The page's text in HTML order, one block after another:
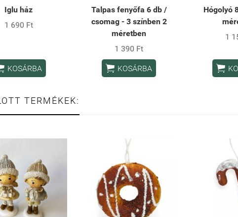
Iglu ház
1 690 Ft
KOSÁRBA
Talpas fenyőfa 6 db /
csomag - 3 színben 2
méretben
1 390 Ft
 KOSÁRBA
Hógolyó
1

TERMÉKEK: